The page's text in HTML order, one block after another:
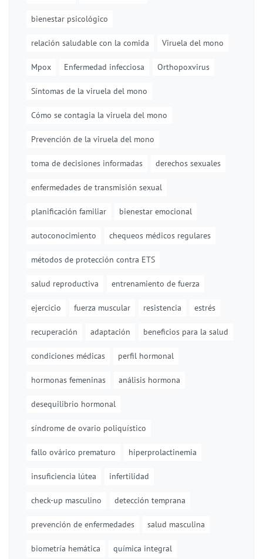
bienestar psicológico
relación saludable con la comida Viruela del mono
Mpox Enfermedad infecciosa Orthopoxvirus
Síntomas de la viruela del mono
Cómo se contagia la viruela del mono
Prevención de la viruela del mono
toma de decisiones informadas derechos sexuales
enfermedades de transmisión sexual
planificación familiar bienestar emocional
autoconocimiento chequeos médicos regulares
métodos de protección contra ETS
salud reproductiva entrenamiento de fuerza
ejercicio fuerza muscular resistencia estrés
recuperación adaptación beneficios para la salud
condiciones médicas perfil hormonal
hormonas femeninas análisis hormona
desequilibrio hormonal
síndrome de ovario poliquístico
fallo ovárico prematuro hiperprolactinemia
insuficiencia lútea infertilidad
check-up masculino detección temprana
prevención de enfermedades salud masculina
biometría hemática química integral